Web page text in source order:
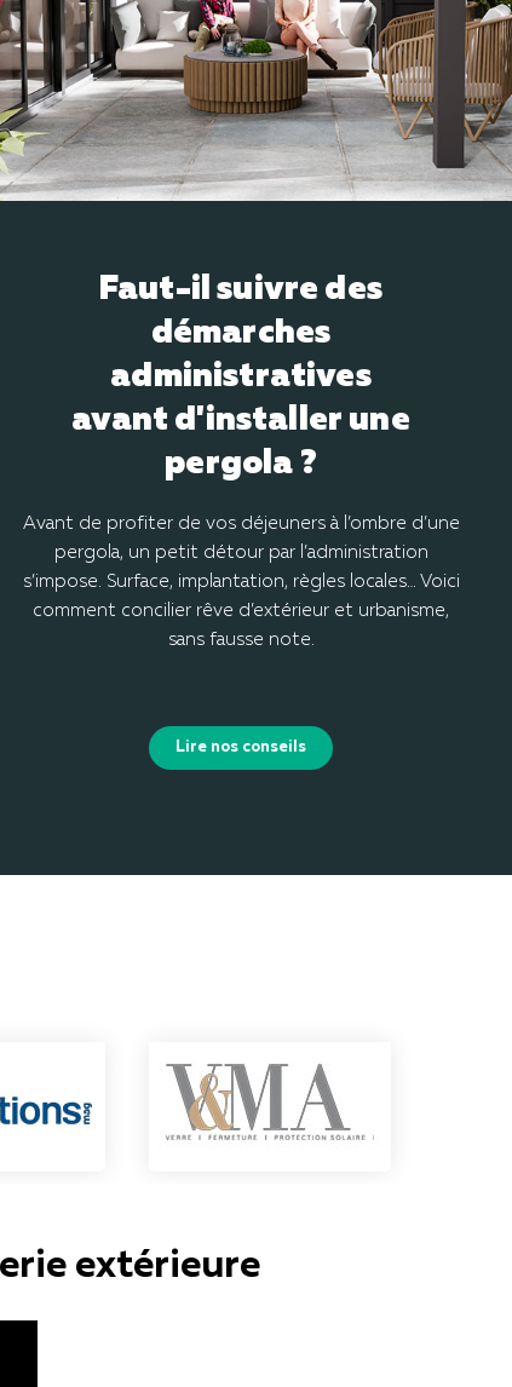
Faut-il suivre des
démarches
administratives
avant d'installer une
pergola ?
Avant de profiter de vos déjeuners à l’ombre d’une
pergola, un petit détour par l’administration
s’impose. Surface, implantation, règles locales… Voici
comment concilier rêve d’extérieur et urbanisme,
sans fausse note.
Lire nos conseils
extérieure